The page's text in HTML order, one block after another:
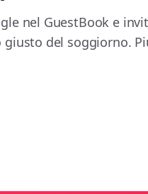
nel GuestBook e
del soggiorno.